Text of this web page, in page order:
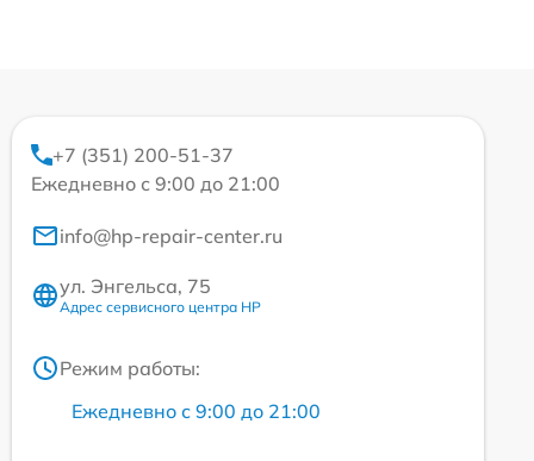
+7 (351) 200-51-37
Ежедневно с 9:00 до 21:00
info@hp-repair-center.ru
ул. Энгельса, 75
Адрес сервисного центра HP
Режим работы:
Ежедневно с 9:00 до 21:00